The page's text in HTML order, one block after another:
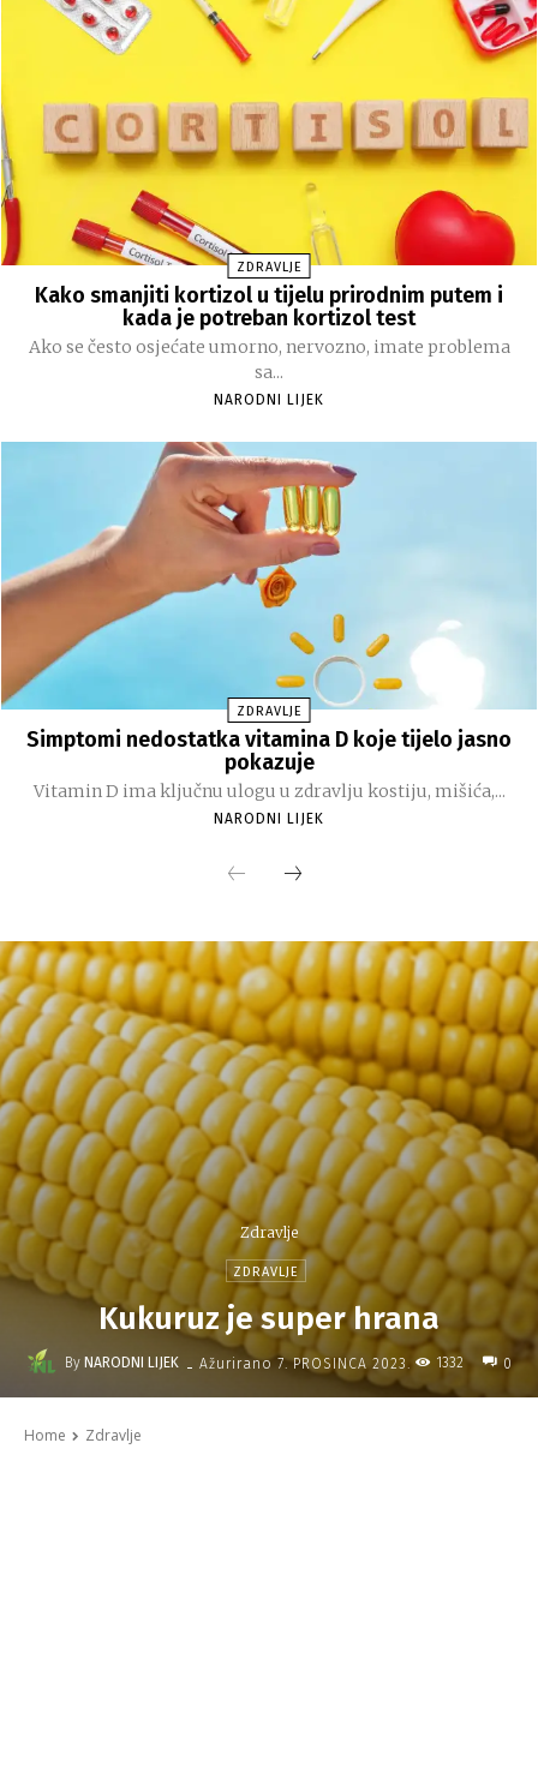
ZDRAVLJE
Kako smanjiti kortizol u tijelu prirodnim putem i
kada je potreban kortizol test
Ako se često osjećate umorno, nervozno, imate problema
sa...
NARODNI LIJEK
ZDRAVLJE
Simptomi nedostatka vitamina D koje tijelo jasno
pokazuje
Vitamin D ima ključnu ulogu u zdravlju kostiju, mišića,...
NARODNI LIJEK